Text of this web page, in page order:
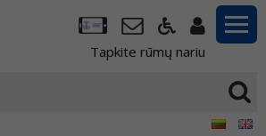
Tapkite rūmų nariu